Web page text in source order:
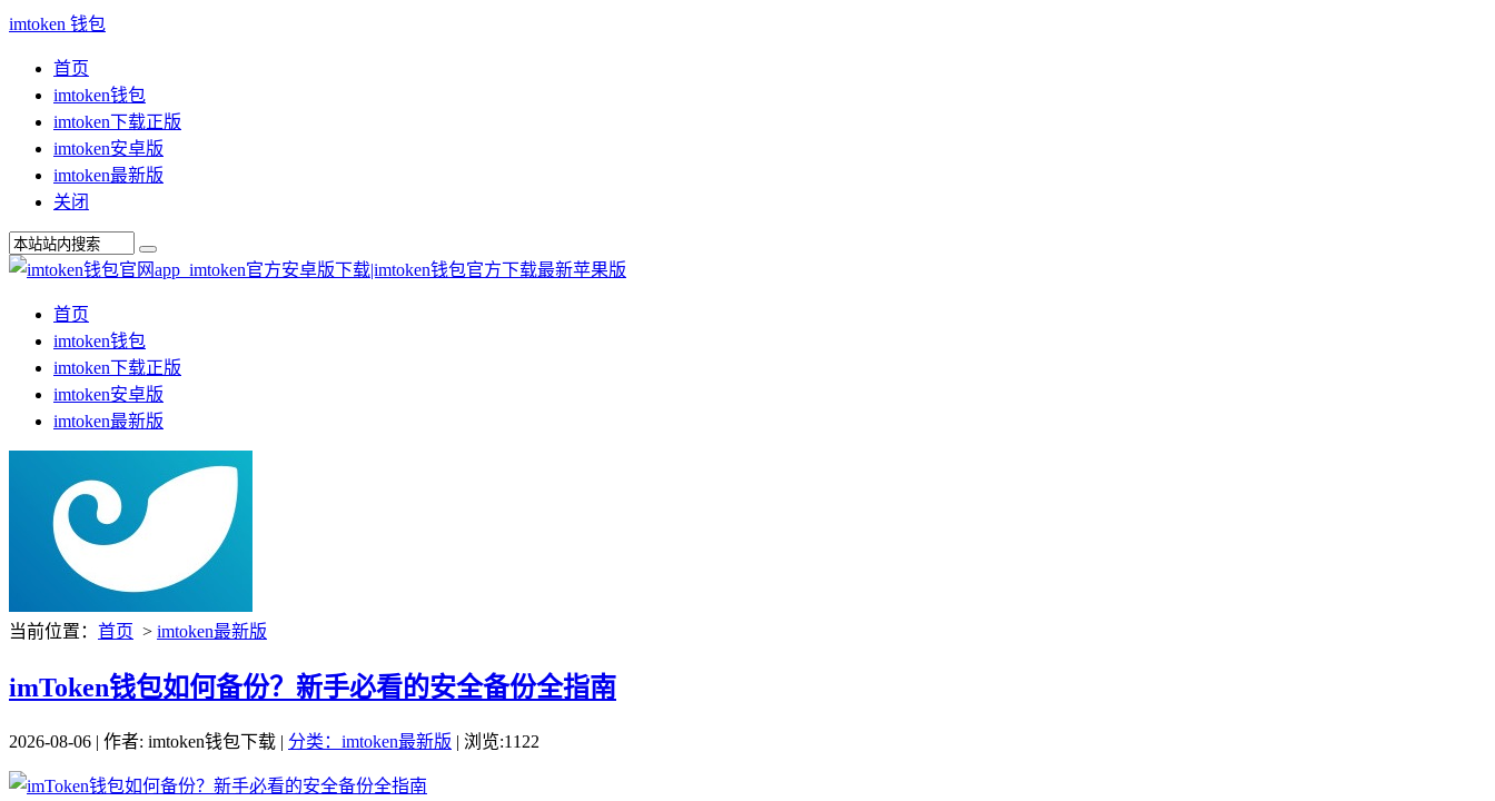
imtoken 钱包
首页
imtoken钱包
imtoken下载正版
imtoken安卓版
imtoken最新版
关闭
首页
imtoken钱包
imtoken下载正版
imtoken安卓版
imtoken最新版
当前位置： 首页 > imtoken最新版
imToken钱包如何备份？新手必看的安全备份全指南
2026-08-06 | 作者: imtoken钱包下载 | 分类：imtoken最新版 | 浏览:1122